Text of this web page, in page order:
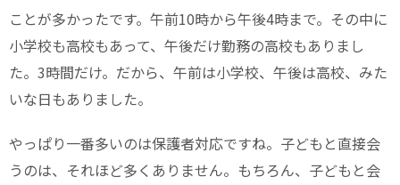
ことが多かったです。午前10時から午後4時まで。その中に
小学校も高校もあって、午後だけ勤務の高校もありまし
た。3時間だけ。だから、午前は小学校、午後は高校、みた
いな日もありました。
やっぱり一番多いのは保護者対応ですね。子どもと直接会
うのは、それほど多くありません。もちろん、子どもと会